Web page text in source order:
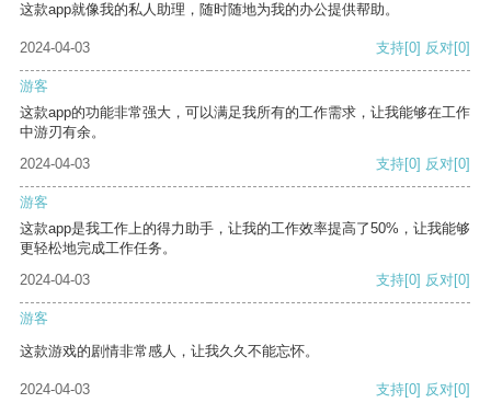
这款app就像我的私人助理，随时随地为我的办公提供帮助。
2024-04-03 支持[0] 反对[0]
游客
这款app的功能非常强大，可以满足我所有的工作需求，让我能够在工作
中游刃有余。
2024-04-03
支持[0] 反对[0]
游客
这款app是我工作上的得力助手，让我的工作效率提高了50%，让我能够
更轻松地完成工作任务。
2024-04-03
支持[0] 反对[0]
游客
这款游戏的剧情非常感人，让我久久不能忘怀。
2024-04-03 支持[0] 反对[0]